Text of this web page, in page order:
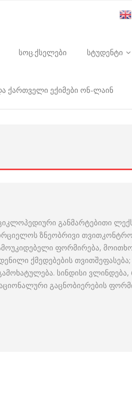
სოც.ქსელები სტუდენტი
ქართველი ექიმები ონ-ლაინ
განმარტებითი
ზნეობრივი
ფორმირება,
ქმედებების თვითშეფასება;
სინდისი
გაცნობიერების